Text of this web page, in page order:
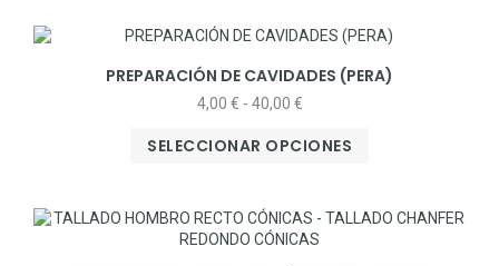
PREPARACIÓN DE CAVIDADES (PERA)
4,00 € - 40,00 €
SELECCIONAR OPCIONES